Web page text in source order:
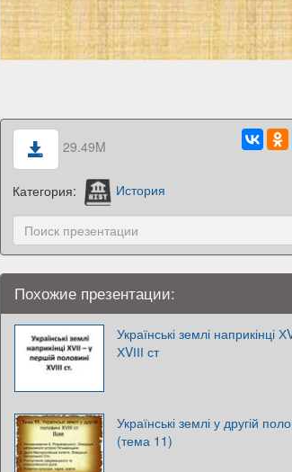
29.49M
Категория: История
Похожие презентации:
Українські землі наприкінці
ХVІІІ ст
Українські землі у другій
(тема 11)